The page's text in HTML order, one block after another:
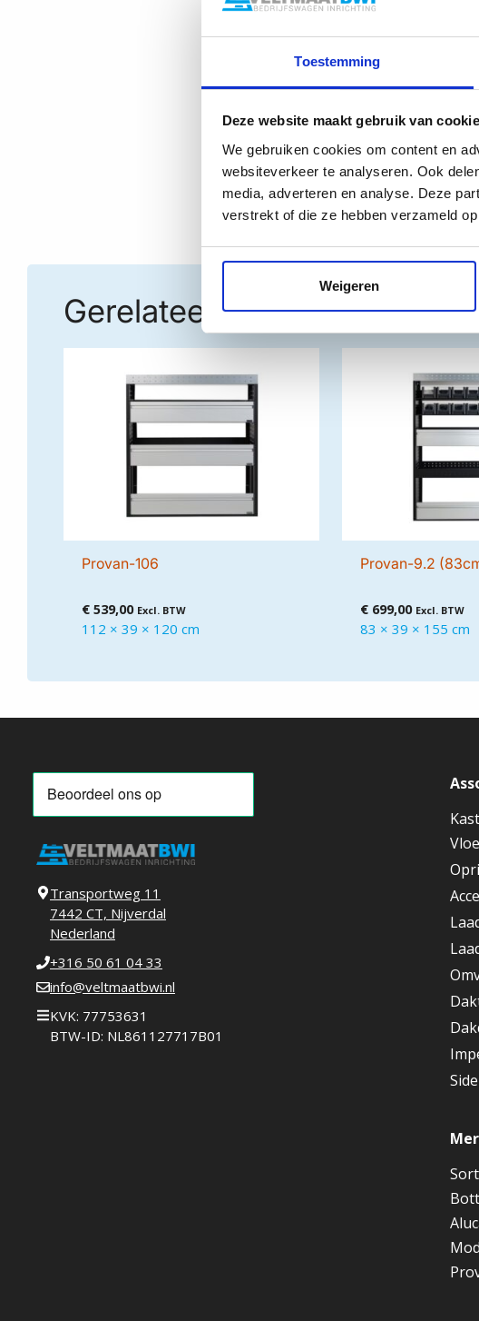
Toestemming
Deze website maakt gebruik van
We gebruiken cookies om content en
websiteverkeer te analyseren. Ook
media, adverteren en analyse. Deze
verstrekt of die ze hebben verzameld
Weigeren
Gerelateerde producten
Provan-106
€ 539,00 Excl. BTW
112 × 39 × 120 cm
Provan-9.2
€ 699,00 Excl. BTW
83 × 39 × 155 cm
Transportweg 11
7442 CT, Nijverdal
Nederland
+316 50 61 04 33
info@veltmaatbwi.nl
KVK: 77753631
BTW-ID: NL861127717B01
Bott